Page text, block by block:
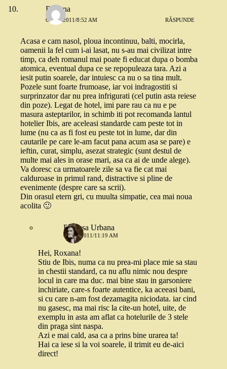
Roxana
6 MAI 2011/8:52 AM RĂSPUNDE
Acasa e cam nasol, ploua incontinuu, balti, mocirla,
oamenii la fel cum i-ai lasat, nu s-au mai civilizat intre
timp, ca deh romanul mai poate fi educat dupa o bomba
atomica, eventual dupa ce se repopuleaza tara. Azi a
iesit putin soarele, dar intuiesc ca nu o sa tina mult.
Pozele sunt foarte frumoase, iar voi indragostiti si
surprinzator dar nu prea infrigurati (cel putin asta reiese
din poze). Legat de hotel, imi pare rau ca nu e pe
masura asteptarilor, in schimb iti pot recomanda lantul
hotelier Ibis, are aceleasi standarde cam peste tot in
lume (nu ca as fi fost eu peste tot in lume, dar din
cautarile pe care le-am facut pana acum asa se pare) e
ieftin, curat, simplu, asezat strategic (sunt destul de
multe mai ales in orase mari, asa ca ai de unde alege).
Va doresc ca urmatoarele zile sa va fie cat mai
calduroase in primul rand, distractive si pline de
evenimente (despre care sa scrii).
Din orasul etern gri, cu muulta simpatie, cea mai noua
acolita 🙂
Printesa Urbana
6 MAI 2011/11:19 AM
Hei, Roxana!
Stiu de Ibis, numa ca nu prea-mi place mie sa stau
in chestii standard, ca nu aflu nimic nou despre
locul in care ma duc. mai bine stau in garsoniere
inchiriate, care-s foarte autentice, ka aceeasi bani,
si cu care n-am fost dezamagita niciodata. iar cind
nu gasesc, ma mai risc la cite-un hotel, uite, de
exemplu in asta am aflat ca hotelurile de 3 stele
din praga sint naspa.
Azi e mai cald, asa ca a prins bine urarea ta!
Hai ca iese si la voi soarele, il trimit eu de-aici
direct!